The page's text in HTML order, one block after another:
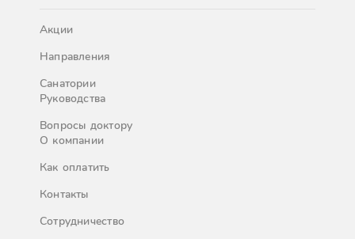
Акции
Направления
Санатории
Руководства
Вопросы доктору
О компании
Как оплатить
Контакты
Сотрудничество